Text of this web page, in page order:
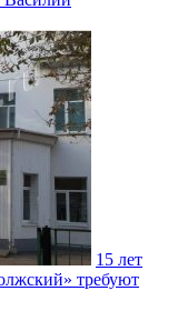
15 лет
требуют